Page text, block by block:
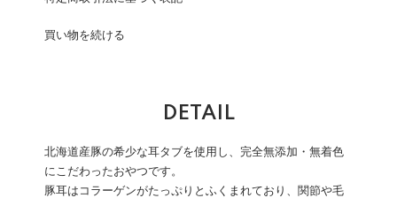
買い物を続ける
DETAIL
北海道産豚の希少な耳タブを使用し、完全無添加・無着色
にこだわったおやつです。
豚耳はコラーゲンがたっぷりとふくまれており、関節や毛